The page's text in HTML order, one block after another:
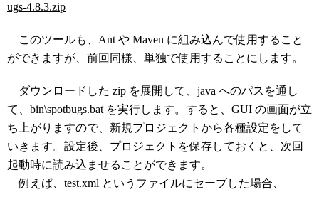
ugs-4.8.3.zip
このツールも、Ant や Maven に組み込んで使用すること
ができますが、前回同様、単独で使用することにします。
ダウンロードした zip を展開して、java へのパスを通し
て、bin\spotbugs.bat を実行します。すると、GUI の画面が立
ち上がりますので、新規プロジェクトから各種設定をして
いきます。設定後、プロジェクトを保存しておくと、次回
起動時に読み込ませることができます。
例えば、test.xml というファイルにセーブした場合、